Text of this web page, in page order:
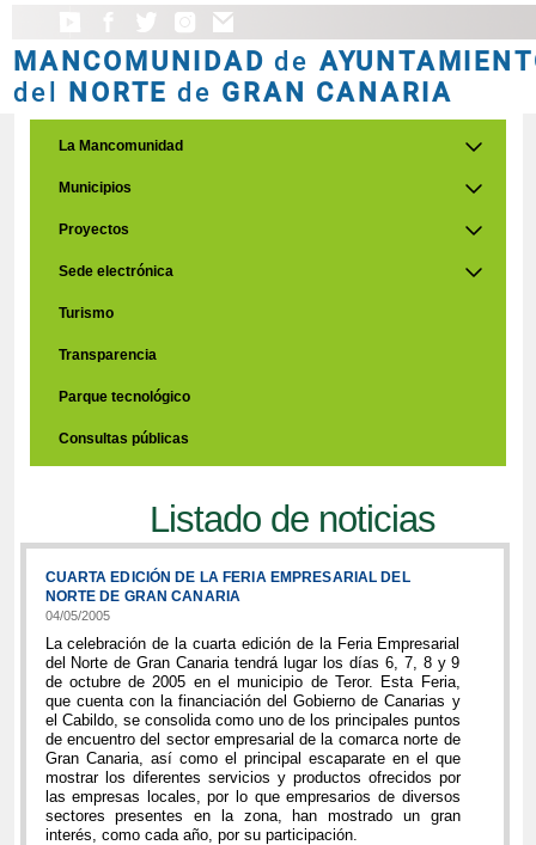
MANCOMUNIDAD de
del NORTE de GRAN CANARIA
La Mancomunidad
Municipios
Proyectos
Sede electrónica
Turismo
Transparencia
Parque tecnológico
Consultas públicas
Listado de noticias
CUARTA EDICIÓN DE LA FERIA EMPRESARIAL DEL
NORTE DE GRAN CANARIA
04/05/2005
La celebración de la cuarta edición de la Feria Empresarial
del Norte de Gran Canaria tendrá lugar los días 6, 7, 8 y 9
de octubre de 2005 en el municipio de Teror. Esta Feria,
que cuenta con la financiación del Gobierno de Canarias y
el Cabildo, se consolida como uno de los principales puntos
de encuentro del sector empresarial de la comarca norte de
Gran Canaria, así como el principal escaparate en el que
mostrar los diferentes servicios y productos ofrecidos por
las empresas locales, por lo que empresarios de diversos
sectores presentes en la zona, han mostrado un gran
interés, como cada año, por su participación.